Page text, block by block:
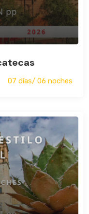
07 días/ 06 noches